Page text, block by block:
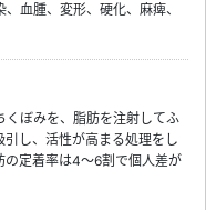
血腫、変形、硬化、麻痺、
くぼみを、脂肪を注射してふ
し、活性が高まる処理をし
の定着率は4～6割で個人差が